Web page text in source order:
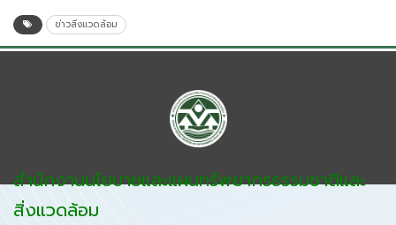
ข่าวสิ่งแวดล้อม
สำนักงานนโยบายและแผนทรัพยากรธรรมชาติและ
สิ่งแวดล้อม